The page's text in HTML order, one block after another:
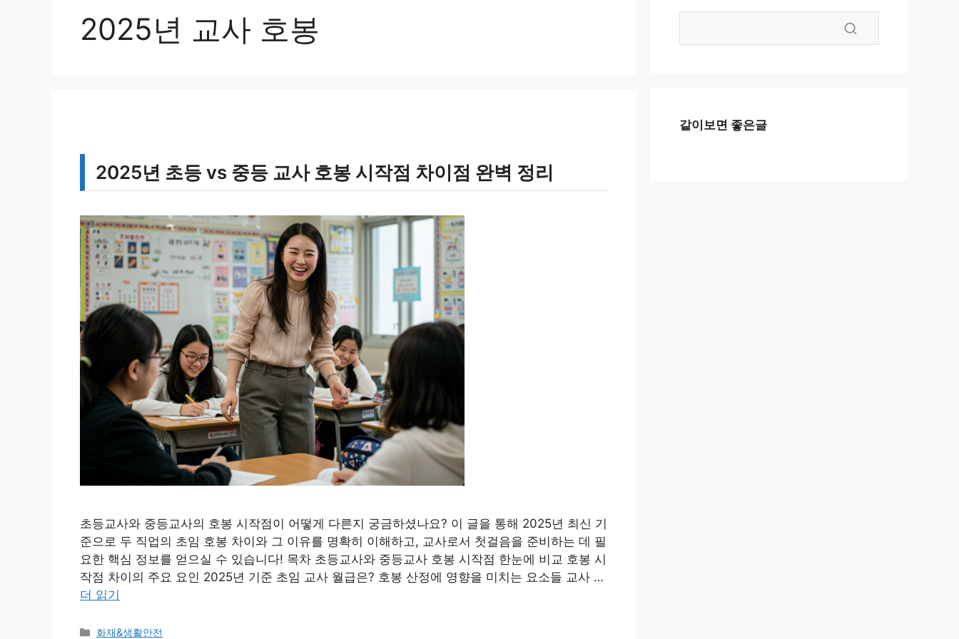
2025년 교사 호봉
2025년 초등 vs 중등 교사 호봉 시작점 차이점 완벽 정리
초등교사와 중등교사의 호봉 시작점이 어떻게 다른지 궁금하셨나요? 이 글을 통해 2025년 최신 기
준으로 두 직업의 초임 호봉 차이와 그 이유를 명확히 이해하고, 교사로서 첫걸음을 준비하는 데 필
요한 핵심 정보를 얻으실 수 있습니다! 목차 초등교사와 중등교사 호봉 시작점 한눈에 비교 호봉 시
작점 차이의 주요 요인 2025년 기준 초임 교사 월급은? 호봉 산정에 영향을 미치는 요소들 교사 …
더 읽기
카
화재&생활안전
같이보면 좋은글